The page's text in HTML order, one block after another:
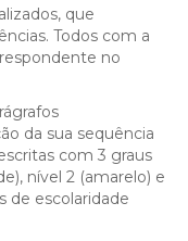
que
Todos com a
no
da sua sequência
com 3 graus
nível 2 (amarelo) e
de escolaridade